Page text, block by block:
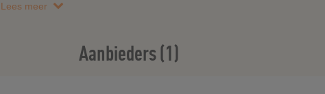
Lees meer
Aanbieders (1)